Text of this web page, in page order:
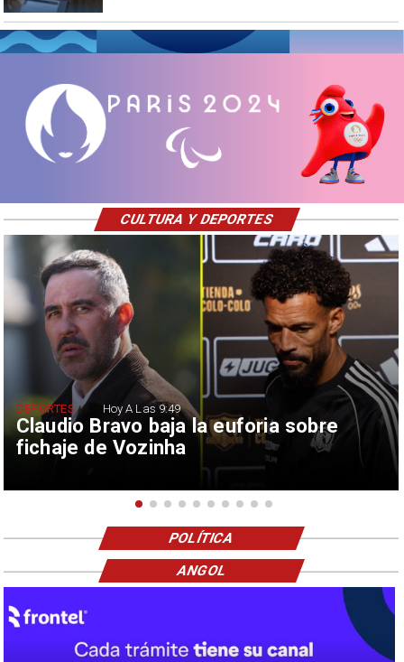
Claudio Bravo baja la euforia sobre
fichaje de Vozinha
DEPORTES Hoy A Las 9:49
CULTURA Y DEPORTES
POLÍTICA
ANGOL